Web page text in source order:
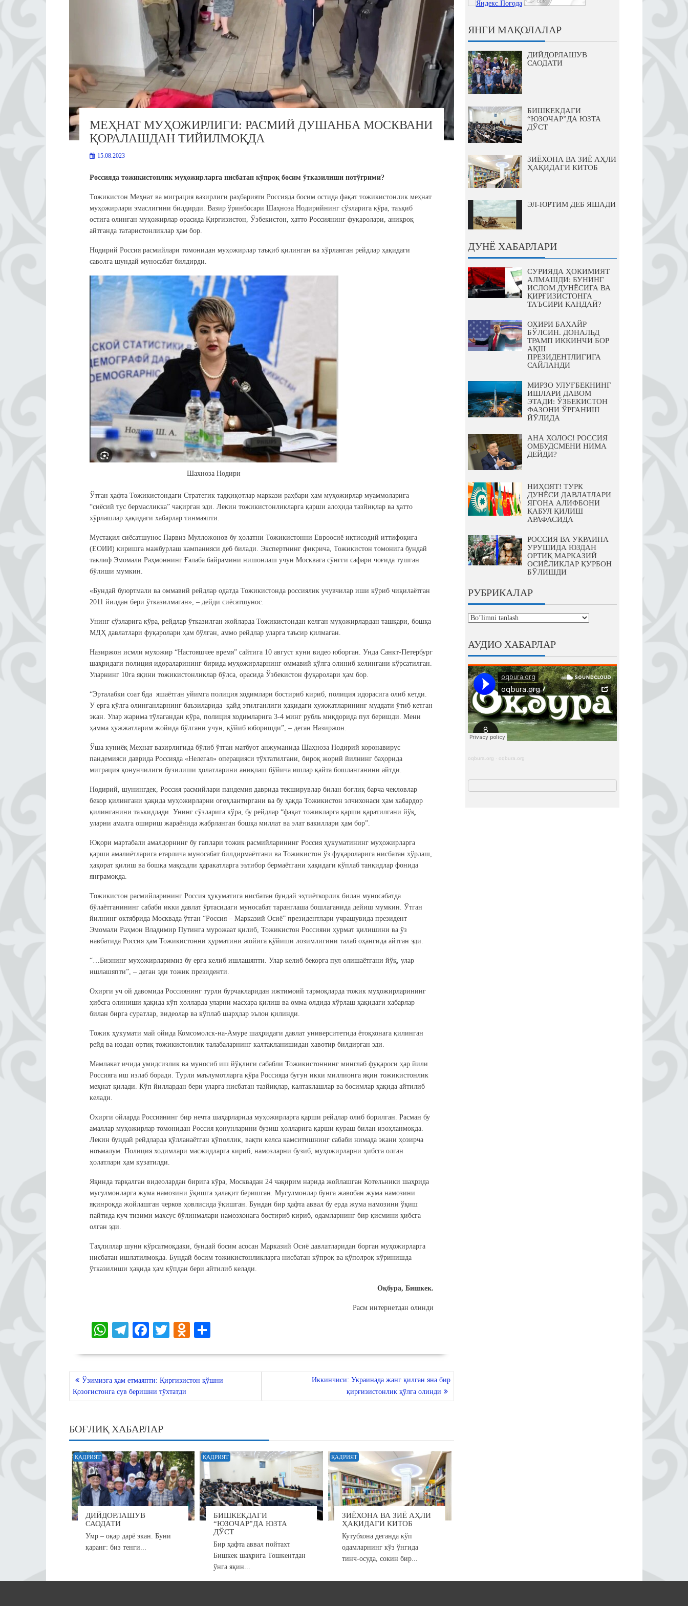
МЕҲНАТ МУҲОЖИРЛИГИ: РАСМИЙ ДУШАНБА МОСКВАНИ
ҚОРАЛАШДАН ТИЙИЛМОҚДА
15.08.2023
Россияда тожикистонлик муҳожирларга нисбатан кўпроқ босим ўтказилиши нотўғрими?
Тожикистон Меҳнат ва миграция вазирлиги раҳбарияти Россияда босим остида фақат тожикистонлик меҳнат
муҳожирлари эмаслигини билдирди. Вазир ўринбосари Шаҳноза Нодирийнинг сўзларига кўра, таъқиб
остига олинган муҳожирлар орасида Қирғизистон, Ўзбекистон, ҳатто Россиянинг фуқаролари, аниқроқ
айтганда татаристонликлар ҳам бор.
Нодирий Россия расмийлари томонидан муҳожирлар таъқиб қилинган ва хўрланган рейдлар ҳақидаги
саволга шундай муносабат билдирди.
Шахноза Нодири
Ўтган ҳафта Тожикистондаги Стратегик тадқиқотлар маркази раҳбари ҳам муҳожирлар муаммоларига
“сиёсий тус бермасликка” чақирган эди. Лекин тожикистонликларга қарши алоҳида тазйиқлар ва ҳатто
хўрлашлар ҳақидаги хабарлар тинмаяпти.
Мустақил сиёсатшунос Парвиз Мулложонов бу ҳолатни Тожикистонни Евроосиё иқтисодий иттифоқига
(ЕОИИ) киришга мажбурлаш кампанияси деб билади. Экспертнинг фикрича, Тожикистон томонига бундай
таклиф Эмомали Раҳмоннинг Ғалаба байрамини нишонлаш учун Москвага сўнгги сафари чоғида тушган
бўлиши мумкин.
«Бундай буюртмали ва оммавий рейдлар одатда Тожикистонда россиялик учувчилар иши кўриб чиқилаётган
2011 йилдан бери ўтказилмаган», – дейди сиёсатшунос.
Унинг сўзларига кўра, рейдлар ўтказилган жойларда Тожикистондан келган муҳожирлардан ташқари, бошқа
МДҲ давлатлари фуқаролари ҳам бўлган, аммо рейдлар уларга таъсир қилмаган.
Назиржон исмли мухожир “Настояшчее время” сайтига 10 август куни видео юборган. Унда Санкт-Петербург
шаҳридаги полиция идораларининг бирида муҳожирларнинг оммавий қўлга олиниб келингани кўрсатилган.
Уларнинг 10га яқини тожикистонликлар бўлса, орасида Ўзбекистон фуқаролари ҳам бор.
“Эрталабки соат 6да яшаётган уйимга полиция ходимлари бостириб кириб, полиция идорасига олиб кетди.
У ерга қўлга олинганларнинг баъзиларида қайд этилганлиги ҳақидаги ҳужжатларининг муддати ўтиб кетган
экан. Улар жарима тўлагандан кўра, полиция ходимларига 3-4 минг рубль миқдорида пул беришди. Мени
ҳамма ҳужжатларим жойида бўлгани учун, қўйиб юборишди”, – деган Назиржон.
Ўша куниёқ Меҳнат вазирлигида бўлиб ўтган матбуот анжуманида Шаҳноза Нодирий коронавирус
пандемияси даврида Россияда «Нeлегал» операцияси тўхтатилгани, бироқ жорий йилнинг баҳорида
миграция қонунчилиги бузилиши ҳолатларини аниқлаш бўйича ишлар қайта бошланганини айтди.
Нодирий, шунингдек, Россия расмийлари пандемия даврида текширувлар билан боғлиқ барча чекловлар
бекор қилингани ҳақида муҳожирларни огоҳлантиргани ва бу ҳақда Тожикистон элчихонаси ҳам хабардор
қилинганини таъкидлади. Унинг сўзларига кўра, бу рейдлар “фақат тожикларга қарши қаратилгани йўқ,
уларни амалга ошириш жараёнида жабрланган бошқа миллат ва элат вакиллари ҳам бор”.
Юқори мартабали амалдорнинг бу гаплари тожик расмийларининг Россия ҳукуматининг муҳожирларга
қарши амалиётларига етарлича муносабат билдирмаётгани ва Тожикистон ўз фуқароларига нисбатан хўрлаш,
ҳақорат қилиш ва бошқа мақсадли ҳаракатларга эътибор бермаётгани ҳақидаги кўплаб танқидлар фонида
янграмоқда.
Тожикистон расмийларининг Россия ҳукуматига нисбатан бундай эҳтиёткорлик билан муносабатда
бўлаётганининг сабаби икки давлат ўртасидаги муносабат таранглаша бошлаганида дейиш мумкин. Ўтган
йилнинг октябрида Москвада ўтган “Россия – Марказий Осиё” президентлари учрашувида президент
Эмомали Раҳмон Владимир Путинга мурожаат қилиб, Тожикистон Россияни ҳурмат қилишини ва ўз
навбатида Россия ҳам Тожикистонни ҳурматини жойига қўйиши лозимлигини талаб оҳангида айтган эди.
“…Бизнинг муҳожирларимиз бу ерга келиб ишлашяпти. Улар келиб бекорга пул олишаётгани йўқ, улар
ишлашяпти”, – деган эди тожик президенти.
Охирги уч ой давомида Россиянинг турли бурчакларидан ижтимоий тармоқларда тожик муҳожирларининг
ҳибсга олиниши ҳақида кўп ҳолларда уларни масхара қилиш ва омма олдида хўрлаш ҳақидаги хабарлар
билан бирга суратлар, видеолар ва кўплаб шарҳлар эълон қилинди.
Тожик ҳукумати май ойида Комсомолск-на-Амуре шаҳридаги давлат университетида ётоқхонага қилинган
рейд ва юздан ортиқ тожикистонлик талабаларнинг калтакланишидан хавотир билдирган эди.
Мамлакат ичида умидсизлик ва муносиб иш йўқлиги сабабли Тожикистоннинг минглаб фуқароси ҳар йили
Россияга иш излаб боради. Турли маълумотларга кўра Россияда бугун икки миллионга яқин тожикистонлик
меҳнат қилади. Кўп йиллардан бери уларга нисбатан тазйиқлар, калтаклашлар ва босимлар ҳақида айтилиб
келади.
Охирги ойларда Россиянинг бир нечта шаҳарларида муҳожирларга қарши рейдлар олиб борилган. Расман бу
амаллар муҳожирлар томонидан Россия қонунларини бузиш ҳолларига қарши кураш билан изоҳланмоқда.
Лекин бундай рейдларда қўлланаётган қўполлик, вақти келса камситишнинг сабаби нимада экани ҳозирча
ноъмалум. Полиция ходимлари масжидларга кириб, намозларни бузиб, муҳожирларни ҳибсга олган
ҳолатлари ҳам кузатилди.
Яқинда тарқалган видеолардан бирига кўра, Москвадан 24 чақирим нарида жойлашган Котельники шаҳрида
мусулмонларга жума намозини ўқишга ҳалақит беришган. Мусулмонлар бунга жавобан жума намозини
яқинроқда жойлашган черков ҳовлисида ўқишган. Бундан бир ҳафта аввал бу ерда жума намозини ўқиш
пайтида куч тизими махсус бўлинмалари намозхонага бостириб кириб, одамларнинг бир қисмини ҳибсга
олган эди.
Таҳлиллар шуни кўрсатмоқдаки, бундай босим асосан Марказий Осиё давлатларидан борган муҳожирларга
нисбатан ишлатилмоқда. Бундай босим тожикистонликларга нисбатан кўпроқ ва қўполроқ кўринишда
ўтказилиши ҳақида ҳам кўпдан бери айтилиб келади.
Оқбура, Бишкек.
Расм интернетдан олинди
W
A
pp
Te
a
m
Fa
ok
T
r
O
la
POST
MENYUSI
Ўзимизга ҳам етмаяпти: Қирғизистон қўшни
Қозоғистонга сув беришни тўхтатди
Иккинчиси: Украинада жанг қилган яна бир
қирғизистонлик қўлга олинди
БОҒЛИҚ ХАБАРЛАР
ҚАДРИЯТ
ДИЙДОРЛАШУВ
САОДАТИ
Умр – оқар дарё экан. Буни
қаранг: биз тенги...
ҚАДРИЯТ
БИШКЕКДАГИ
“ЮЗОЧАР”ДА ЮЗТА
ДЎСТ
Бир ҳафта аввал пойтахт
Бишкек шаҳрига Тошкентдан
ўнга яқин...
ҚАДРИЯТ
ЗИЁХОНА ВА ЗИЁ АҲЛИ
ҲАҚИДАГИ КИТОБ
Кутубхона деганда кўп
одамларнинг кўз ўнгида
тинч-осуда, сокин бир...
ЯНГИ МАҚОЛАЛАР
ДИЙДОРЛАШУВ
САОДАТИ
БИШКЕКДАГИ
“ЮЗОЧАР”ДА ЮЗТА
ДЎСТ
ЗИЁХОНА ВА ЗИЁ АҲЛИ
ҲАҚИДАГИ КИТОБ
ЭЛ-ЮРТИМ ДЕБ ЯШАДИ
ДУНЁ ХАБАРЛАРИ
СУРИЯДА ҲОКИМИЯТ
АЛМАШДИ: БУНИНГ
ИСЛОМ ДУНЁСИГА ВА
ҚИРҒИЗИСТОНГА
ТАЪСИРИ ҚАНДАЙ?
ОХИРИ БАХАЙР
БЎЛСИН. ДОНАЛЬД
ТРАМП ИККИНЧИ БОР
АҚШ
ПРЕЗИДЕНТЛИГИГА
САЙЛАНДИ
МИРЗО УЛУҒБЕКНИНГ
ИШЛАРИ ДАВОМ
ЭТАДИ: ЎЗБЕКИСТОН
ФАЗОНИ ЎРГАНИШ
ЙЎЛИДА
АНА ХОЛОС! РОССИЯ
ОМБУДСМЕНИ НИМА
ДЕЙДИ?
НИҲОЯТ! ТУРК
ДУНЁСИ ДАВЛАТЛАРИ
ЯГОНА АЛИФБОНИ
ҚАБУЛ ҚИЛИШ
АРАФАСИДА
РОССИЯ ВА УКРАИНА
УРУШИДА ЮЗДАН
ОРТИҚ МАРКАЗИЙ
ОСИЁЛИКЛАР ҚУРБОН
БЎЛИШДИ
РУБРИКАЛАР
рубрикалар
АУДИО ХАБАРЛАР
oqbura.org · oqbura.org